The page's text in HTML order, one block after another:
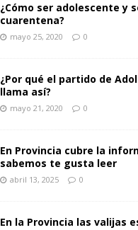
¿Cómo ser adolescente y
cuarentena?
mayo 25, 2020 0
¿Por qué el partido de
llama así?
mayo 21, 2020 0
En Provincia cubre la
sabemos te gusta leer
abril 13, 2025 0
En la Provincia las valijas